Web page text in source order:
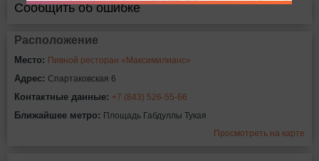
Сообщить об ошибке
Расположение
Место: Пивной ресторан «Максимилианс»
Адрес: Спартаковская 6
Контактные данные: +7 (843) 526-55-66
Ближайшее метро: Площадь Габдуллы Тукая
Просмотреть на карте